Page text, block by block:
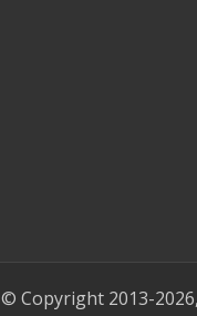
© Copyright 2013-